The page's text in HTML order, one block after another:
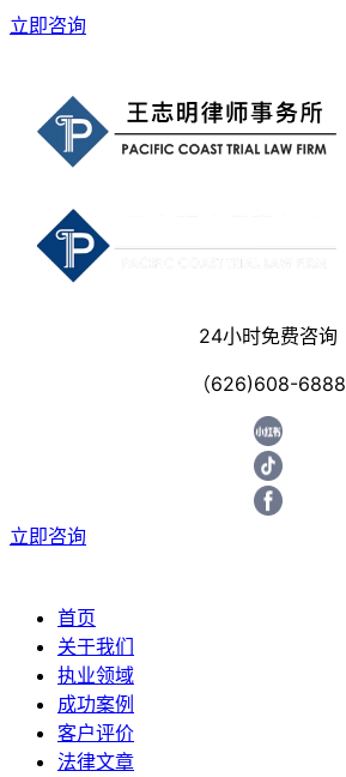
立即咨询
24小时免费咨询
（626)608-6888
立即咨询
首页
关于我们
执业领域
成功案例
客户评价
法律文章